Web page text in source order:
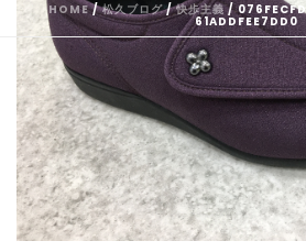
HOME/松久ブログ/快歩主義/
61ADDFEE7DD0